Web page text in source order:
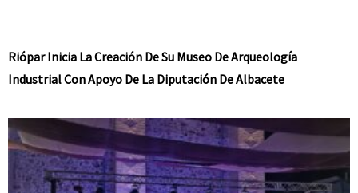
Riópar Inicia La Creación De Su Museo De Arqueología
Industrial Con Apoyo De La Diputación De Albacete